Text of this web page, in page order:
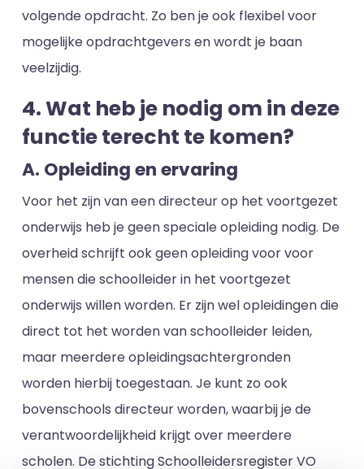
volgende opdracht. Zo ben je ook flexibel voor
mogelijke opdrachtgevers en wordt je baan
veelzijdig.
4. Wat heb je nodig om in deze
functie terecht te komen?
A. Opleiding en ervaring
Voor het zijn van een directeur op het voortgezet
onderwijs heb je geen speciale opleiding nodig. De
overheid schrijft ook geen opleiding voor voor
mensen die schoolleider in het voortgezet
onderwijs willen worden. Er zijn wel opleidingen die
direct tot het worden van schoolleider leiden,
maar meerdere opleidingsachtergronden
worden hierbij toegestaan. Je kunt zo ook
bovenschools directeur worden, waarbij je de
verantwoordelijkheid krijgt over meerdere
scholen. De stichting Schoolleidersregister VO